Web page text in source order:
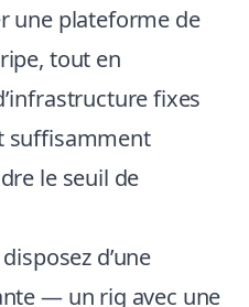
une plateforme de
tout en
fixes
suffisamment
le seuil de
d’une
— un rig avec une